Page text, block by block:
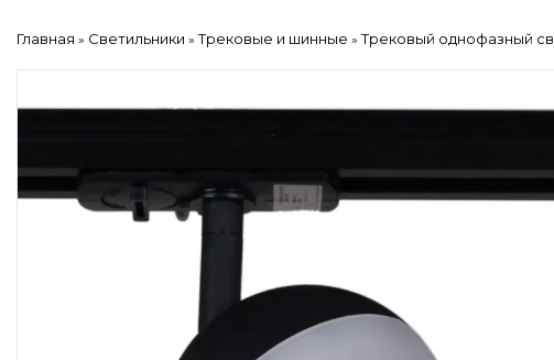
Главная » Светильники »Трековые и шинные »Трековый однофазный